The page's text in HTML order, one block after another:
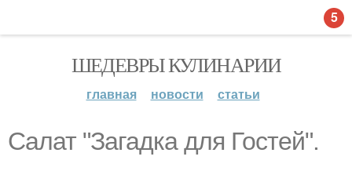
ШЕДЕВРЫ КУЛИНАРИИ
главная новости статьи
Салат "Загадка для Гостей".
5